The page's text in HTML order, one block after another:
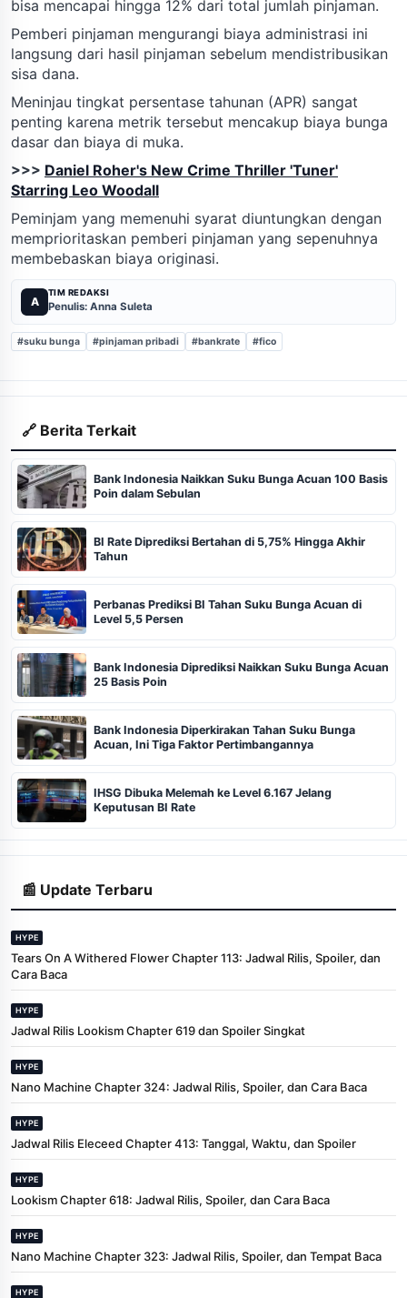
bisa mencapai hingga 12% dari total jumlah pinjaman.
Pemberi pinjaman mengurangi biaya administrasi ini
langsung dari hasil pinjaman sebelum mendistribusikan
sisa dana.
Meninjau tingkat persentase tahunan (APR) sangat
penting karena metrik tersebut mencakup biaya bunga
dasar dan biaya di muka.
>>> Daniel Roher's New Crime Thriller 'Tuner'
Starring Leo Woodall
Peminjam yang memenuhi syarat diuntungkan dengan
memprioritaskan pemberi pinjaman yang sepenuhnya
membebaskan biaya originasi.
A
TIM REDAKSI
Penulis: Anna Suleta
#suku bunga #pinjaman pribadi #bankrate #fico
🔗 Berita Terkait
Bank Indonesia Naikkan Suku Bunga Acuan 100 Basis
Poin dalam Sebulan
BI Rate Diprediksi Bertahan di 5,75% Hingga Akhir
Tahun
Perbanas Prediksi BI Tahan Suku Bunga Acuan di
Level 5,5 Persen
Bank Indonesia Diprediksi Naikkan Suku Bunga Acuan
25 Basis Poin
Bank Indonesia Diperkirakan Tahan Suku Bunga
Acuan, Ini Tiga Faktor Pertimbangannya
IHSG Dibuka Melemah ke Level 6.167 Jelang
Keputusan BI Rate
📰 Update Terbaru
HYPE
Tears On A Withered Flower Chapter 113: Jadwal Rilis, Spoiler, dan
Cara Baca
HYPE
Jadwal Rilis Lookism Chapter 619 dan Spoiler Singkat
HYPE
Nano Machine Chapter 324: Jadwal Rilis, Spoiler, dan Cara Baca
HYPE
Jadwal Rilis Eleceed Chapter 413: Tanggal, Waktu, dan Spoiler
HYPE
Lookism Chapter 618: Jadwal Rilis, Spoiler, dan Cara Baca
HYPE
Nano Machine Chapter 323: Jadwal Rilis, Spoiler, dan Tempat Baca
HYPE